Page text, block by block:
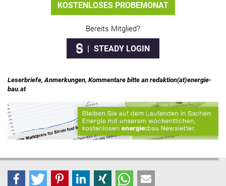
KOSTENLOSES PROBEMONAT
Bereits Mitglied?
STEADY LOGIN
Leserbriefe, Anmerkungen, Kommentare bitte an redaktion(at)energie-
bau.at